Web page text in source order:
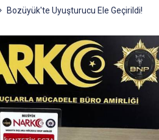
Bozüyük'te Uyuşturucu Ele Geçirildi!